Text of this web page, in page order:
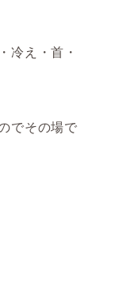
冷え・首・
でその場で